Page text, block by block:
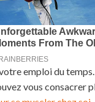
emploi du
vous consacrer